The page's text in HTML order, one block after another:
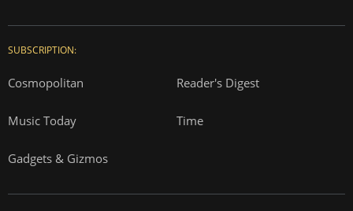
SUBSCRIPTION:
Cosmopolitan Reader's Digest
Music Today Time
Gadgets & Gizmos